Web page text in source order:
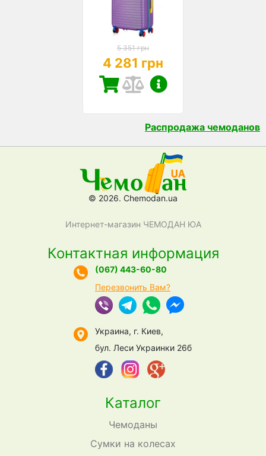
5 351 грн
4 281 грн
Распродажа чемоданов
© 2026. Chemodan.ua
Интернет-магазин ЧЕМОДАН ЮА
Каталог
Чемоданы
Сумки на колесах
Контактная информация
(067) 443-60-80
Перезвонить Вам?
Украина, г. Киев,
бул. Леси Украинки 26б